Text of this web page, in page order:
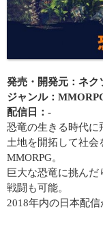
発売・開発元：ネク
ジャンル：
配信日：-
恐竜の生きる時代に
土地を開拓して社会
MMORPG。
巨大な恐竜に挑ん
戦闘も可能。
2018年内の日本配